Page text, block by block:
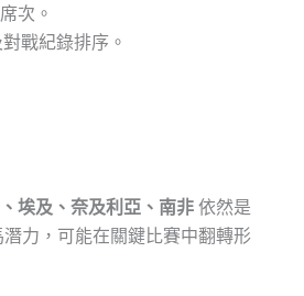
次。
戰紀錄排序。
埃及、奈及利亞、南非依然是
力，可能在關鍵比賽中翻轉形